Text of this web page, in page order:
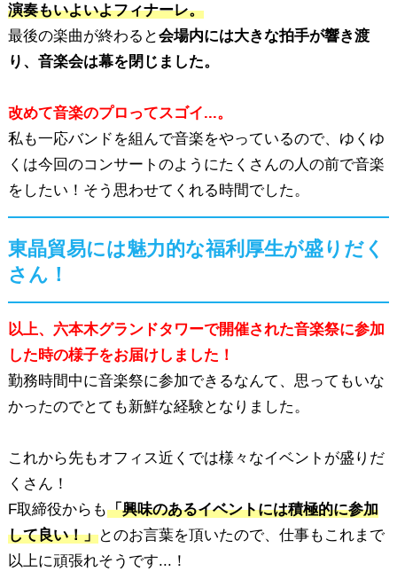
演奏もいよいよフィナーレ。
最後の楽曲が終わると会場内には大きな拍手が響き渡
り、音楽会は幕を閉じました。
改めて音楽のプロってスゴイ...。
私も一応バンドを組んで音楽をやっているので、ゆくゆ
くは今回のコンサートのようにたくさんの人の前で音楽
をしたい！そう思わせてくれる時間でした。
東晶貿易には魅力的な福利厚生が盛りだく
さん！
以上、六本木グランドタワーで開催された音楽祭に参加
した時の様子をお届けしました！
勤務時間中に音楽祭に参加できるなんて、思ってもいな
かったのでとても新鮮な経験となりました。
これから先もオフィス近くでは様々なイベントが盛りだ
くさん！
F取締役からも「興味のあるイベントには積極的に参加
して良い！」とのお言葉を頂いたので、仕事もこれまで
以上に頑張れそうです...！